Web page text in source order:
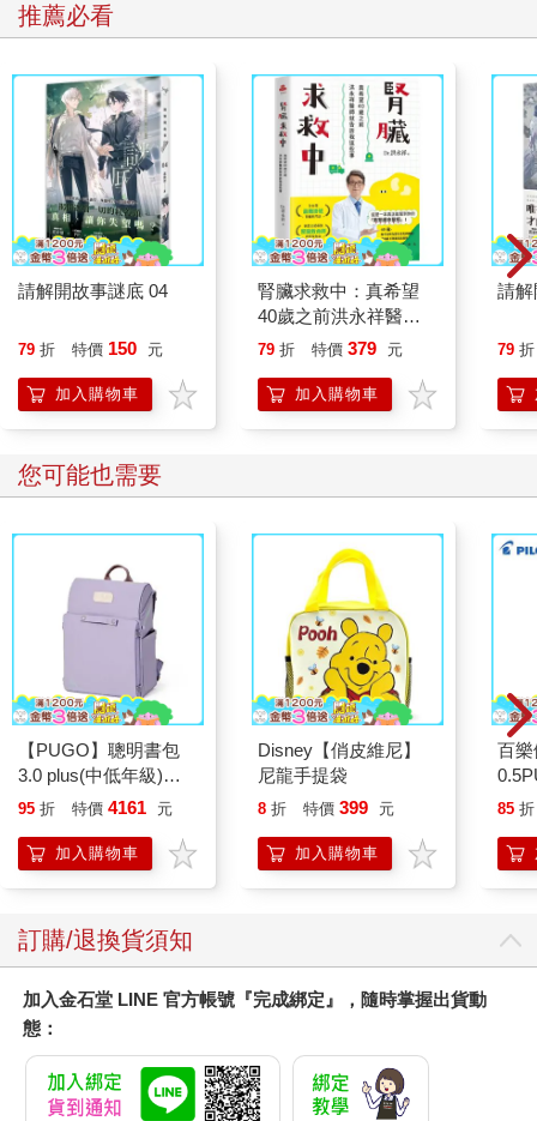
我先走了。」
「等一下。」謝雅琪坐在椅子上看著他，仰起頭來，張了張嘴。
「什麼？」
謝雅琪還是張了張嘴，臉上出現一種痛苦的神色。
「嗯？」何適微微皺眉，傾下身子。
就在這個時候，謝雅琪一把摟住他的脖子，然後快速地在他臉上
親了一口。緊接著在他還沒有反應過來的時候，帶著自己的行李
逃之夭夭。她不是大膽，只是突然有了勇氣，而勇氣就跟泡泡一
樣，一戳就破。
那天，何適從候車室出來之後，臉色很臭。
謝雅琪回到W市已經是晚上七點，雙胞胎弟弟謝雅靖已經在停車
場等她。見到她的時候，接過她的行李一臉不悅，「我說謝雅
謝雅靖是謝雅琪的雙胞胎弟弟，因為遲了四十分鐘來這個世界，
只能屈就做個弟弟，心裡不服氣了，於是兩人從小打到大。小時
候他天天被謝雅琪按在地上揍，揍得鼻青臉腫的，青春期後，因
「見老同學唄。」謝雅琪跟在謝雅靖旁邊走著，因為心情不好，
就隨意地哼了兩句。
氣涼涼的，「我早給你探過消息了，人家何適對你沒有想法，你
別自討沒趣。」
謝雅琪悶悶的不吭聲，想著原先自己是不是邪魔入侵，才會突然
做出那種勇敢的事來，坐那麼久的車去H市見他。
「你到底是喜歡他什麼？他就長得好看，好看不管用啊，他的脾
氣可是夠差的。」謝雅靖嘁了一聲，語氣中帶了些輕諷，「高三
那年，他不是將我們學校的方老大給弄進醫院了嗎，方老大那樣
的他都敢打。」
「姓方的那個，就是欠扁，被人打了活該。」
「他還有一堆的風流帳，以前高二段的那個校花不是為了他跳
樓？」
「這個事是謠傳！」
「嘖嘖，就你這德行，還見不得我說他不好了。」謝雅靖招了一
輛計程車，繼續教訓，「女孩子家的也不矜持點，這樣跑過去你
你。」
「謝雅靖，你行了啊，別招惹我。」
可能是從小就被謝雅琪壓搾慣了，雅靖還真不敢招惹她。他這個
姐姐年紀輕輕，倒是提早進了更年期。他們家奉行男子窮養，女
個當弟弟的，從小有什麼吃的都不得不讓著她。
「小靖。」
推薦必看
請解開故事謎底 04
79 折 特價 150 元
加入購物車
腎臟求救中：真希望
40歲之前洪永祥醫師
就告訴我這些事
79 折 特價 379 元
加入購物車
請解
79 折
您可能也需要
【PUGO】聰明書包
3.0 plus(中低年級)雪
紫 全新進化玩美上市
95 折 特價 4161 元
加入購物車
Disney【俏皮維尼】
尼龍手提袋
8 折 特價 399 元
加入購物車
百
量)
85 折
訂購/退換貨須知
加入金石堂 LINE 官方帳號『完成綁定』，隨時掌握出貨動
態：